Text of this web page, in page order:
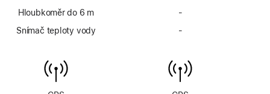
Hloubkoměr do 6 m
Snímač teploty vody
-
-
vody